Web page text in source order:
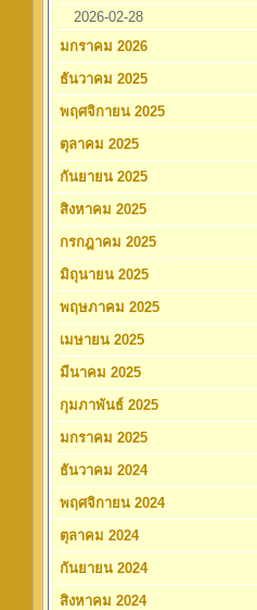
2026-02-28
มกราคม 2026
ธันวาคม 2025
พฤศจิกายน 2025
ตุลาคม 2025
กันยายน 2025
สิงหาคม 2025
กรกฎาคม 2025
มิถุนายน 2025
พฤษภาคม 2025
เมษายน 2025
มีนาคม 2025
กุมภาพันธ์ 2025
มกราคม 2025
ธันวาคม 2024
พฤศจิกายน 2024
ตุลาคม 2024
กันยายน 2024
สิงหาคม 2024